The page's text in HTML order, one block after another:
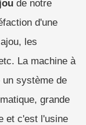
de notre
d'une
les
La machine à
système de
grande
et c'est l'usine